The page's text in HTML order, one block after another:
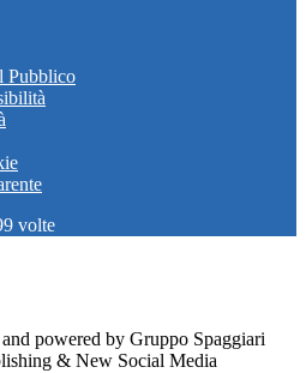
Pubblico
volte
powered by Gruppo Spaggiari
& New Social Media